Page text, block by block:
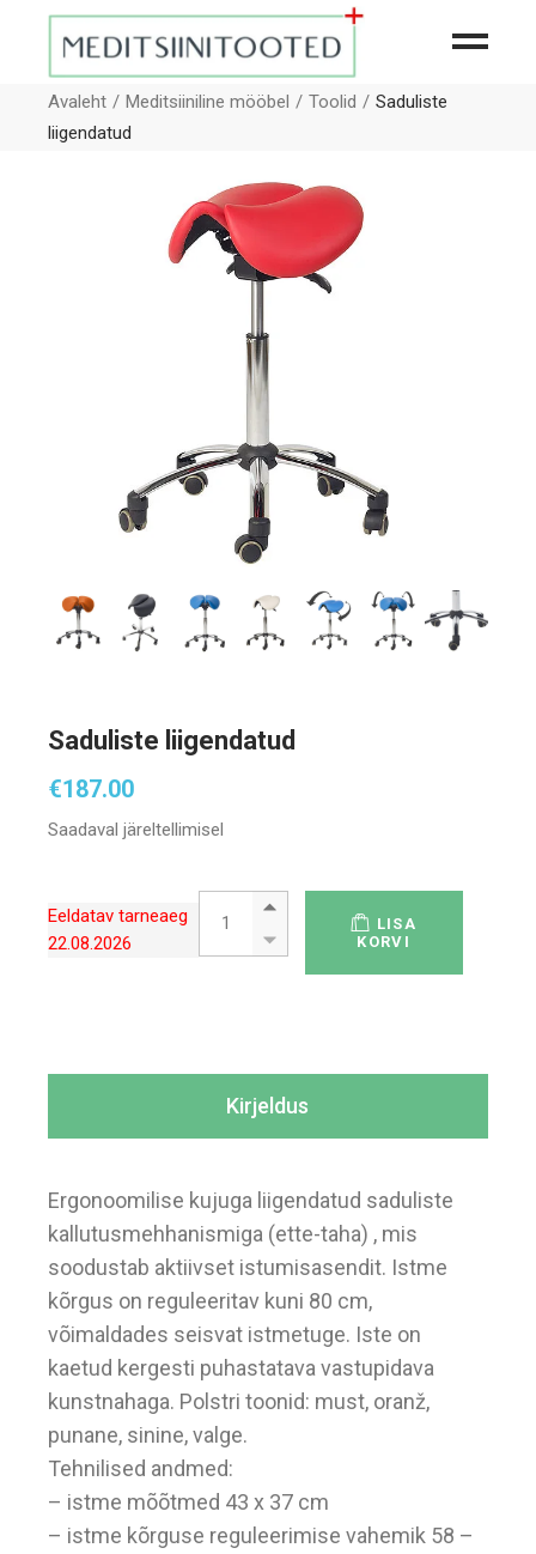
Avaleht Meditsiiniline mööbel Toolid
Saduliste
liigendatud
Saduliste liigendatud
€187.00
Saadaval järeltellimisel
Eeldatav tarneaeg
22.08.2026
Saduliste liigendatud quantity
LISA
KORVI
Kirjeldus
Ergonoomilise kujuga liigendatud saduliste
kallutusmehhanismiga (ette-taha) , mis
soodustab aktiivset istumisasendit. Istme
kõrgus on reguleeritav kuni 80 cm,
võimaldades seisvat istmetuge. Iste on
kaetud kergesti puhastatava vastupidava
kunstnahaga. Polstri toonid: must, oranž,
punane, sinine, valge.
Tehnilised andmed:
– istme mõõtmed 43 x 37 cm
– istme kõrguse reguleerimise vahemik 58 –